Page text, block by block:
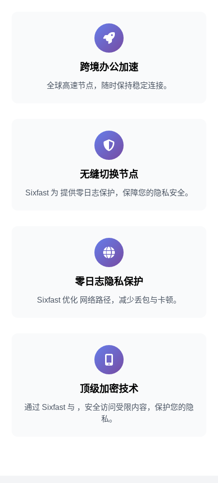
跨境办公加速
全球高速节点，随时保持稳定连接。
无缝切换节点
Sixfast 为 提供零日志保护，保障您的隐私安全。
零日志隐私保护
Sixfast 优化 网络路径，减少丢包与卡顿。
顶级加密技术
通过 Sixfast 与 ，安全访问受限内容，保护您的隐
私。